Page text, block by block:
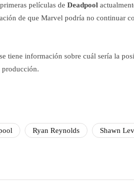
películas de Deadpool
de que Marvel podría no continuar
tiene información sobre cuál sería la
producción.
Ryan Reynolds Shawn